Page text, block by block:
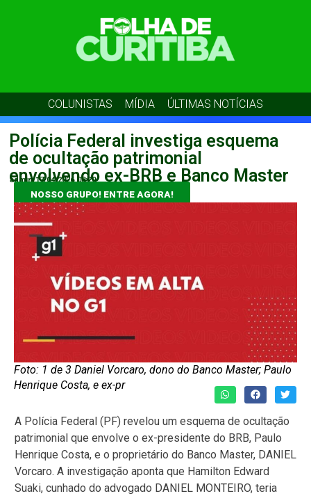
COLUNISTAS MÍDIA ÚLTIMAS NOTÍCIAS
Polícia Federal investiga esquema
de ocultação patrimonial
envolvendo ex-BRB e Banco Master
admin 17/04/2026 08:20
NOSSO GRUPO! ENTRE AGORA!
Foto: 1 de 3 Daniel Vorcaro, dono do Banco Master; Paulo
Henrique Costa, e ex-pr
A Polícia Federal (PF) revelou um esquema de ocultação
patrimonial que envolve o ex-presidente do BRB, Paulo
Henrique Costa, e o proprietário do Banco Master, DANIEL
Vorcaro. A investigação aponta que Hamilton Edward
Suaki, cunhado do advogado DANIEL MONTEIRO, teria